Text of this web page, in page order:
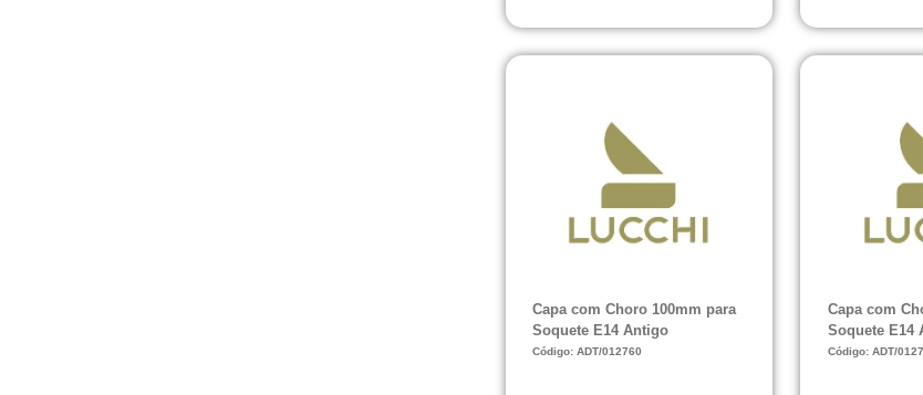
Capa com Choro 100mm para
Soquete E14 Antigo
Código: ADT/012760
Capa com
Soquete E14
Código: ADT/